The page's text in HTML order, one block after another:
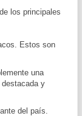
los principales
Estos son
una
y
del país.